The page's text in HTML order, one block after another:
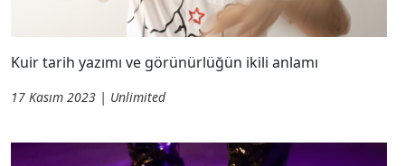
Kuir tarih yazımı ve görünürlüğün ikili anlamı
17 Kasım 2023 | Unlimited